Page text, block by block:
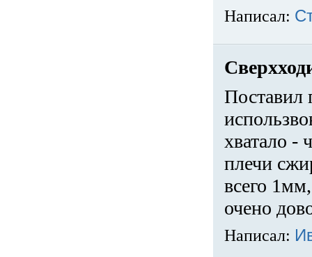
Написал:
Поставил
хватало -
плечи
всего
очено
Написал: